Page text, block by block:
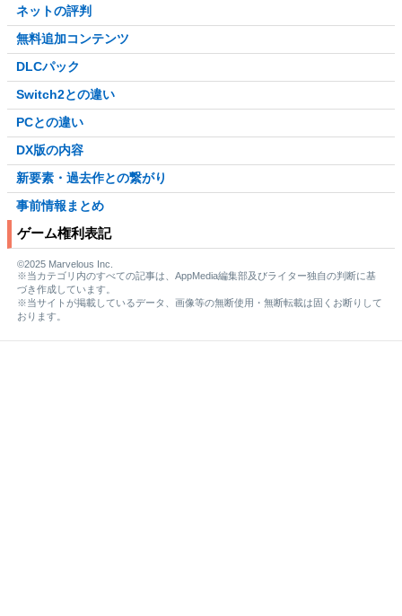
ネットの評判
無料追加コンテンツ
DLCパック
Switch2との違い
PCとの違い
DX版の内容
新要素・過去作との繋がり
事前情報まとめ
ゲーム権利表記
©2025 Marvelous Inc.
※当カテゴリ内のすべての記事は、AppMedia編集部及びライター独自の判断に基
づき作成しています。
※当サイトが掲載しているデータ、画像等の無断使用・無断転載は固くお断りして
おります。